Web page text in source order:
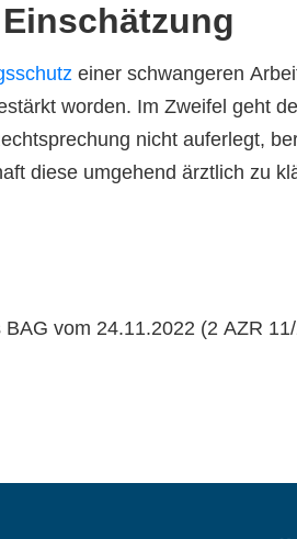
einer schwangeren
worden. Im Zweifel geht
nicht auferlegt,
diese umgehend ärztlich zu
BAG vom 24.11.2022 (2 AZR